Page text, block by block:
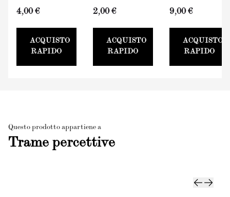
TERRAVERDE
4,00 €
ACQUISTO
RAPIDO
Pittura
100mm
2,00 €
ACQUISTO
RAPIDO
(300ml)
9,00 €
ACQUISTO
RAPIDO
Questo prodotto appartiene a
Trame percettive